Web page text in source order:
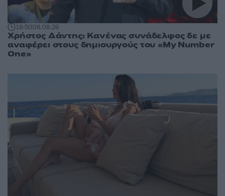
18:5008.08.26
Χρήστος Δάντης: Κανένας συνάδελφος δε με
αναφέρει στους δημιουργούς του «My Number
One»